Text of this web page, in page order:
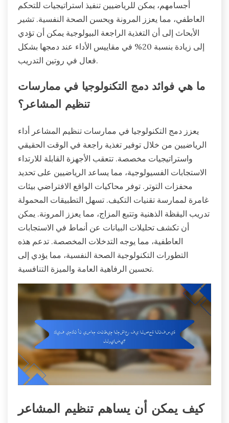
أجسامهم، يمكن للرياضيين تنفيذ استراتيجيات للتحكم
العاطفي، مما يعزز المرونة ويحسن الصحة النفسية. تشير
الأبحاث إلى أن التغذية الراجعة البيولوجية يمكن أن تؤدي
إلى زيادة بنسبة 20% في مقاييس الأداء عند دمجها بشكل
فعال في روتين التدريب.
ما هي فوائد دمج التكنولوجيا في ممارسات
تنظيم المشاعر؟
يعزز دمج التكنولوجيا في ممارسات تنظيم المشاعر أداء
الرياضيين من خلال توفير تغذية راجعة في الوقت الحقيقي
واستراتيجيات مخصصة. تتعقب الأجهزة القابلة للارتداء
الاستجابات الفسيولوجية، مما يساعد الرياضيين على تحديد
محفزات التوتر. توفر محاكيات الواقع الافتراضي بيئات
غامرة لممارسة تقنيات التكيف. تسهل التطبيقات المحمولة
تدريب اليقظة الذهنية وتتبع المزاج، مما يعزز المرونة. يمكن
أن تكشف تحليلات البيانات عن أنماط في الاستجابات
العاطفية، مما يوجه التدخلات المخصصة. تدعم هذه
التطورات التكنولوجية الصحة النفسية، مما يؤدي إلى
تحسين الرفاهية العامة والميزة التنافسية.
كيف يمكن أن يساهم تنظيم المشاعر